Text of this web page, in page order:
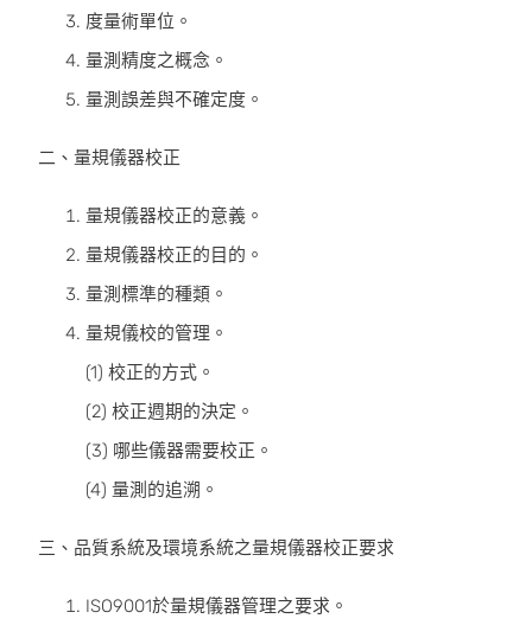
度量術單位。
量測精度之概念。
量測誤差與不確定度。
二、量規儀器校正
量規儀器校正的意義。
量規儀器校正的目的。
量測標準的種類。
量規儀校的管理。
(1) 校正的方式。
(2) 校正週期的決定。
(3) 哪些儀器需要校正。
(4) 量測的追溯。
三、品質系統及環境系統之量規儀器校正要求
ISO9001於量規儀器管理之要求。